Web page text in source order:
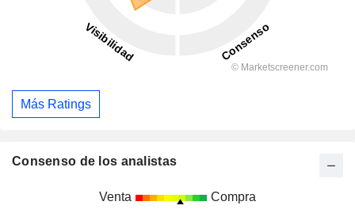
Más Ratings
Consenso de los analistas
Venta Compra